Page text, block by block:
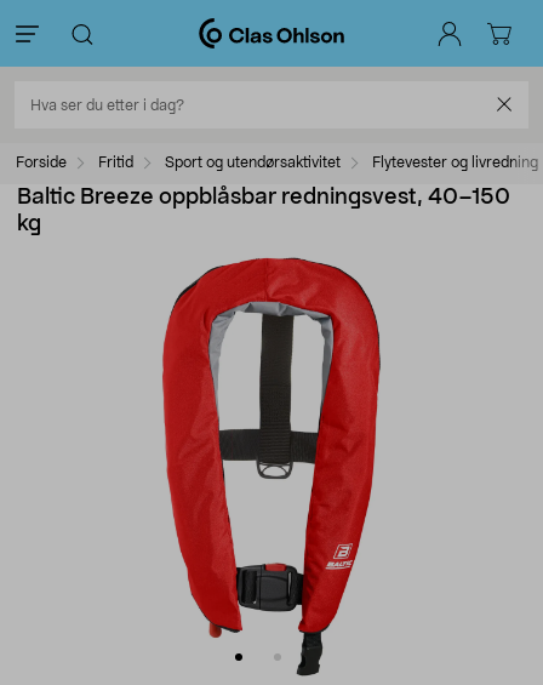
Forside Fritid Sport og utendørsaktivitet Flytevester og livredning
Baltic Breeze oppblåsbar redningsvest, 40–150
kg